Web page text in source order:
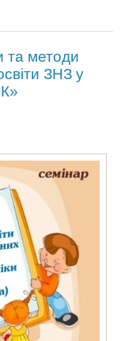
та методи
ЗНЗ у